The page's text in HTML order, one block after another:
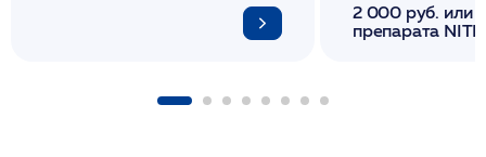
2 000 руб. или
препарата